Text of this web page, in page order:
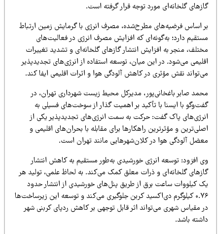
گلخانه‌ای مورد توجه قرار گرفته است.
اساس فرضیه‌های مطرح‌شده، مصرف انرژی با گرمایش زمین ارتباط
دارد؛ به‌گونه‌ای که افزایش مصرف انرژی در فعالیت‌های
منجر به افزایش انتشار گازهای گلخانه‌ای و تشدید تغییرات
می‌شود. در این میان، توسعه استفاده از انرژی‌های تجدیدپذیر
نقش مؤثری در کاهش آلودگی هوا و اثرات اقلیمی ایفا کند.
صابر باغخانی‌پور، مدیرکل محیط زیست شهرداری تهران، در
با ایسنا با تأکید بر اهمیت گذار از سوخت‌های فسیلی به
پاک گفت: حرکت به سمت انرژی‌های تجدیدپذیر یکی از
و مؤثرترین راهکارها برای مقابله با بحران‌های اقلیمی و
آلودگی هوا در کلان‌شهرهایی مانند تهران است.
افزود: توسعه انرژی خورشیدی به‌طور مستقیم به کاهش انتشار
گلخانه‌ای و ذرات معلق کمک می‌کند. به لحاظ علمی، تولید هر
کیلووات ساعت برق از طریق پنل‌های خورشیدی از انتشار حدود
۰.۷۶ کیلوگرم دی‌اکسید کربن جلوگیری می‌کند و توسعه این زیرساخت‌ها
مقیاس شهری می‌تواند اثر قابل توجهی بر کاهش ردپای کربنی شهر
باشد.